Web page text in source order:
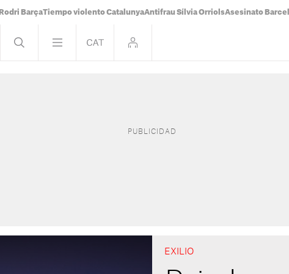
Rodri BarçaTiempo violento CatalunyaAntifrau Sílvia OrriolsAsesinato
EXILIO